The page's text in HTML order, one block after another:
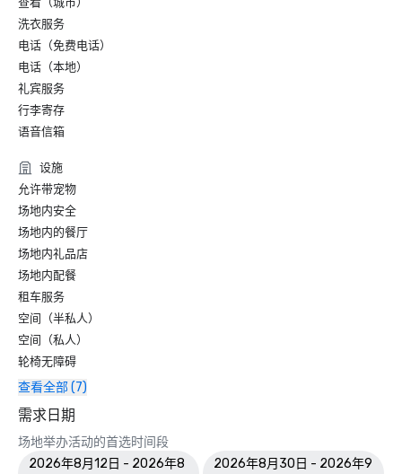
洗衣服务
电话（免费电话）
电话（本地）
礼宾服务
行李寄存
语音信箱
设施
允许带宠物
场地内安全
场地内的餐厅
场地内礼品店
场地内配餐
租车服务
空间（半私人）
空间（私人）
轮椅无障碍
查看全部 (7)
需求日期
场地举办活动的首选时间段
2026年8月12日 - 2026年8
2026年8月30日 - 2026年9